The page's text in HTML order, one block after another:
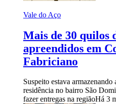
Vale do Aço
Mais de 30 quilos
apreendidos em
Fabriciano
Suspeito estava armazenando
residência no bairro São
fazer entregas na regiãoHá 3